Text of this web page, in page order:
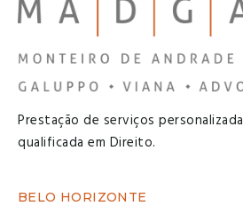
Prestação de serviços
qualificada em Direito.
BELO HORIZONTE